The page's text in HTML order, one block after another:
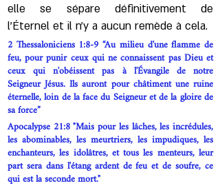
elle se sépare définitivement de
l'Éternel et il n’y a aucun remède à cela.
2 Thessaloniciens 1:8-9 “Au milieu d'une flamme de
feu, pour punir ceux qui ne connaissent pas Dieu et
ceux qui n'obéissent pas à l'Évangile de notre
Seigneur Jésus. Ils auront pour châtiment une ruine
éternelle, loin de la face du Seigneur et de la gloire de
sa force”
Apocalypse 21:8 "Mais pour les lâches, les incrédules,
les abominables, les meurtriers, les impudiques, les
enchanteurs, les idolâtres, et tous les menteurs, leur
part sera dans l'étang ardent de feu et de soufre, ce
qui est la seconde mort."